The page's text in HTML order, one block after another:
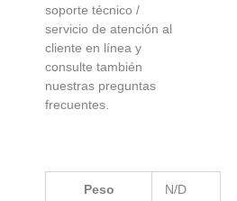
soporte técnico /
servicio de atención al
cliente en línea y
consulte también
nuestras preguntas
frecuentes.
Peso N/D